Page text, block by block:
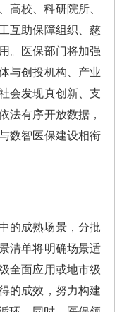
高校、科研院所、
互助保障组织、慈
。医保部门将加强
与创投机构、产业
会发现真创新、支
法有序开放数据，
数智医保建设相衔
的成熟场景，分批
清单将明确场景适
全面应用或地市级
的成效，努力构建